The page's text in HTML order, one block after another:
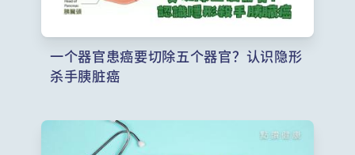
一个器官患癌要切除五个器官？认识隐形
杀手胰脏癌